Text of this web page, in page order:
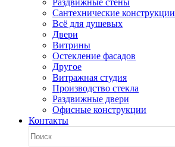
Раздвижные стены
Сантехнические конструкции
Всё для душевых
Двери
Витрины
Остекление фасадов
Другое
Витражная студия
Производство стекла
Раздвижные двери
Офисные конструкции
Контакты